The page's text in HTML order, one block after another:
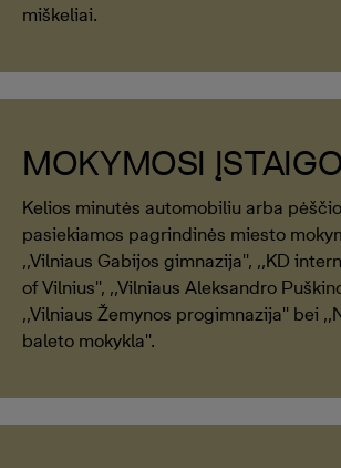
miškeliai.
MOKYMOSI
Kelios minutės automobiliu arba
pasiekiamos pagrindinės miesto
,,Vilniaus Gabijos gimnazija'', ,,KD
of Vilnius'', ,,Vilniaus Aleksandro
,,Vilniaus Žemynos progimnazija'' bei
baleto mokykla''.